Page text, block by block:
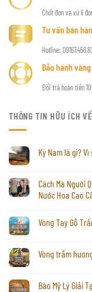
Chốt đơn và xử lí
Tư vấn bán
Hotline:
Bảo hành vàng
Đổi trả hoàn tiền
THÔNG TIN HỮU ÍCH
Kỳ Nam là gì?
Cách Mà Người
Nước Hoa Cao
Vòng Tay Gỗ
Vòng trầm
Báo Mỹ Lý Giải